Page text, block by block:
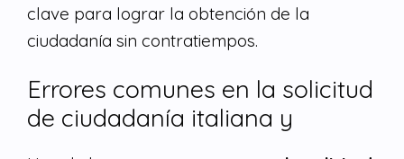
clave para lograr la obtención de la
ciudadanía sin contratiempos.
Errores comunes en la solicitud
de ciudadanía italiana y